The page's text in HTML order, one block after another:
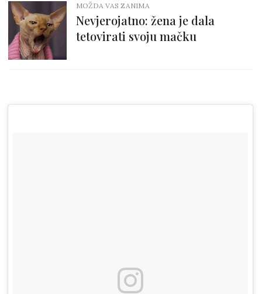
MOŽDA VAS ZANIMA
Nevjerojatno: žena je dala
tetovirati svoju mačku